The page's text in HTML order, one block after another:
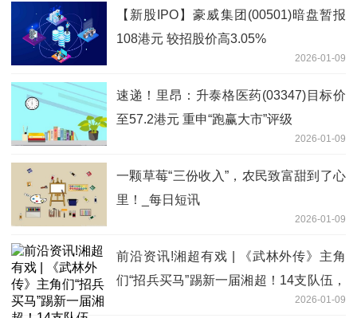
【新股IPO】豪威集团(00501)暗盘暂报
108港元 较招股价高3.05%
2026-01-09
速递！里昂：升泰格医药(03347)目标价
至57.2港元 重申“跑赢大市”评级
2026-01-09
一颗草莓“三份收入”，农民致富甜到了心
里！_每日短讯
2026-01-09
前沿资讯!湘超有戏 | 《武林外传》主角
们“招兵买马”踢新一届湘超！14支队伍，
2026-01-09